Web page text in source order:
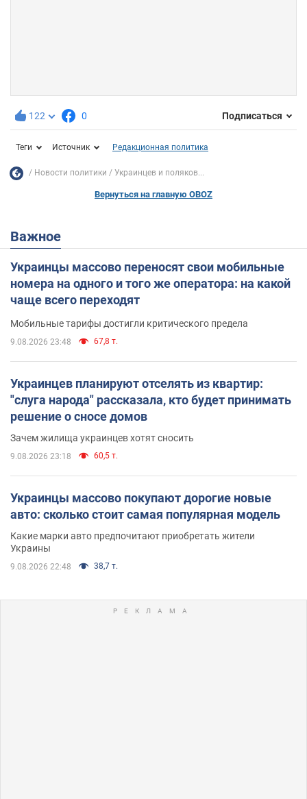
122 0 Подписаться
Теги Источник Редакционная политика
Новости политики Украинцев и поляков...
Вернуться на главную OBOZ
Важное
Украинцы массово переносят свои мобильные
номера на одного и того же оператора: на какой
чаще всего переходят
Мобильные тарифы достигли критического предела
9.08.2026 23:48 67,8 т.
Украинцев планируют отселять из квартир:
"слуга народа" рассказала, кто будет принимать
решение о сносе домов
Зачем жилища украинцев хотят сносить
9.08.2026 23:18 60,5 т.
Украинцы массово покупают дорогие новые
авто: сколько стоит самая популярная модель
Какие марки авто предпочитают приобретать жители
Украины
9.08.2026 22:48 38,7 т.